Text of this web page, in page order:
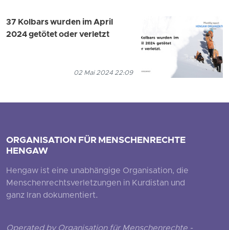
37 Kolbars wurden im April
2024 getötet oder verletzt
02 Mai 2024 22:09
ORGANISATION FÜR MENSCHENRECHTE
HENGAW
Hengaw ist eine unabhängige Organisation, die
Menschenrechtsverletzungen in Kurdistan und
ganz Iran dokumentiert.